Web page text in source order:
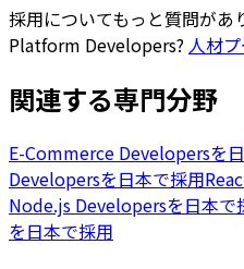
採用についてもっと質問があ
Platform Developers? 人材
関連する専門分野
E-Commerce Developersを
Developersを日本で採用
Node.js Developersを日本で
を日本で採用